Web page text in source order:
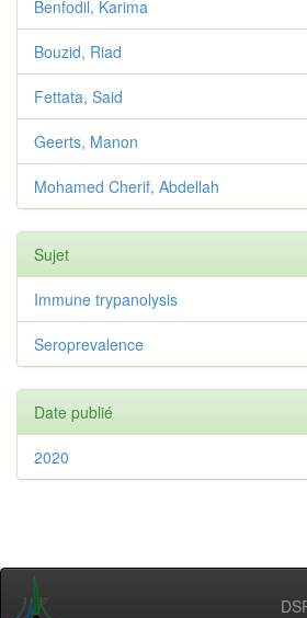
Benfodil, Karima
Bouzid, Riad
Fettata, Said
Geerts, Manon
Mohamed Cherif, Abdellah
Sujet
Immune trypanolysis
Seroprevalence
Date publié
2020